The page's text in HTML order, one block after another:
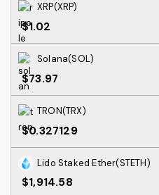
XRP(XRP)
$1.02
Solana(SOL)
$73.97
TRON(TRX)
$0.327129
Lido Staked Ether(STETH)
$1,914.58